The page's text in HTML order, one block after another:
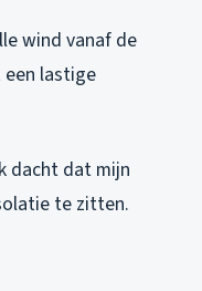
wind vanaf de
een lastige
dacht dat mijn
te zitten.